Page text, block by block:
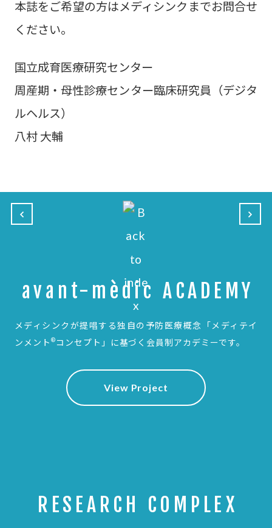
本誌をご希望の方はメディシンクまでお問合せ
ください。
国立成育医療研究センター
周産期・母性診療センター臨床研究員（デジタ
ルヘルス）
八村 大輔
avant-mèdic ACADEMY
メディシンクが提唱する独自の予防医療概念
「メディテイ
ンメント ®コンセプト」に基づく会員制アカデミーです。
View Project
RESEARCH COMPLEX